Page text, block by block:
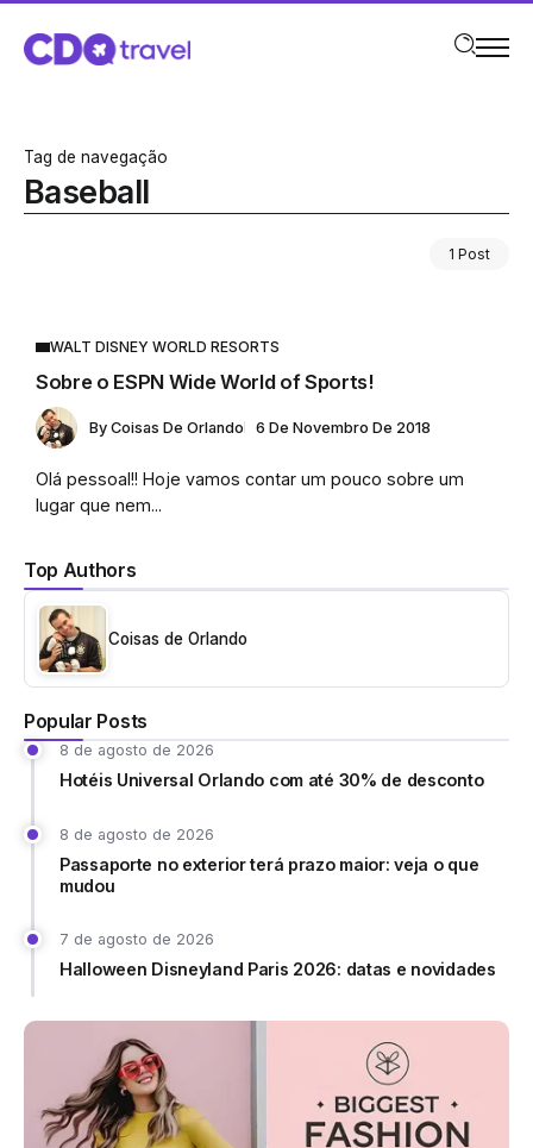
Tag de navegação
Baseball
1 Post
Top Authors
Coisas de Orlando
Popular Posts
8 de agosto de 2026
Hotéis Universal Orlando com até 30% de desconto
8 de agosto de 2026
Passaporte no exterior terá prazo maior: veja o que
mudou
7 de agosto de 2026
Halloween Disneyland Paris 2026: datas e novidades
WALT DISNEY WORLD RESORTS
Sobre o ESPN Wide World of Sports!
By Coisas De Orlando 6 De Novembro De 2018
Olá pessoal!! Hoje vamos contar um pouco sobre um
lugar que nem...